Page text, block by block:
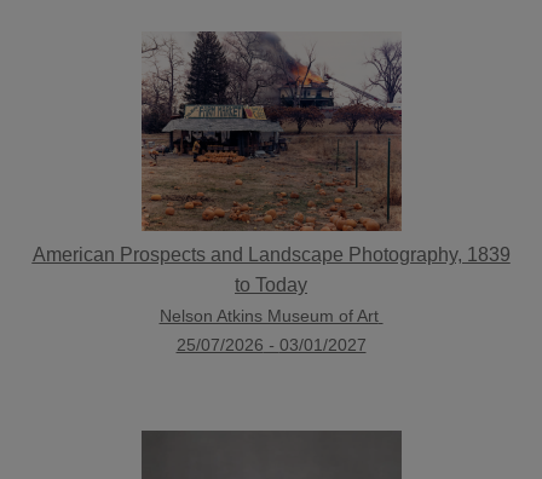
American Prospects and Landscape Photography, 1839
to Today
Nelson Atkins Museum of Art
25/07/2026 - 03/01/2027